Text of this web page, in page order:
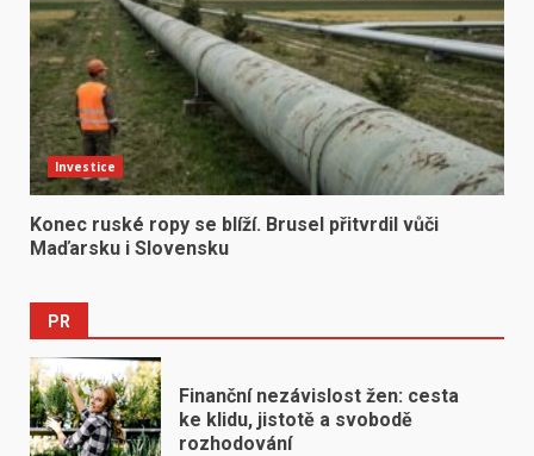
Investice
Konec ruské ropy se blíží. Brusel přitvrdil vůči
Maďarsku i Slovensku
PR
Finanční nezávislost žen: cesta
ke klidu, jistotě a svobodě
rozhodování